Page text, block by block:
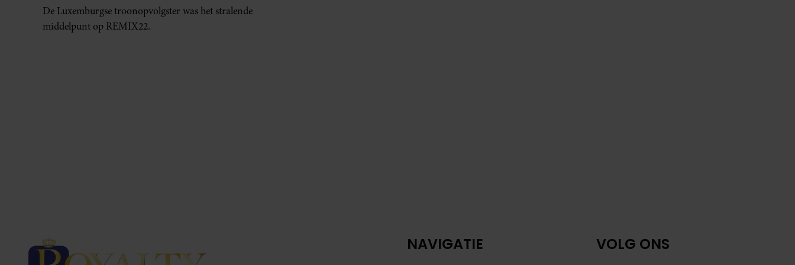
De Luxemburgse troonopvolgster was het stralende
middelpunt op REMIX22.
NAVIGATIE VOLG ONS